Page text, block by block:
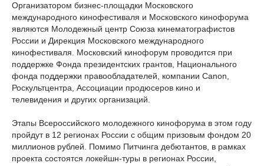
Организатором бизнес-площадки Московского
международного кинофестиваля и Московского кинофорума
являются Молодежный центр Союза кинематографистов
России и Дирекция Московского международного
кинофестиваля. Московский кинофорум проводится при
поддержке Фонда президентских грантов, Национального
фонда поддержки правообладателей, компании Canon,
Роскультцентра, Ассоциации продюсеров кино и
телевидения и других организаций.
Этапы Всероссийского молодежного кинофорума в этом году
пройдут в 12 регионах России с общим призовым фондом 20
миллионов рублей. Помимо Питчинга дебютантов, в рамках
проекта состоятся локейшн-туры в регионах России,